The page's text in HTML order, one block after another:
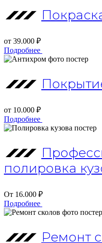
от 39.000 ₽
Подробнее
от 10.000 ₽
Подробнее
полировка
От 16.000 ₽
Подробнее
Ремонт